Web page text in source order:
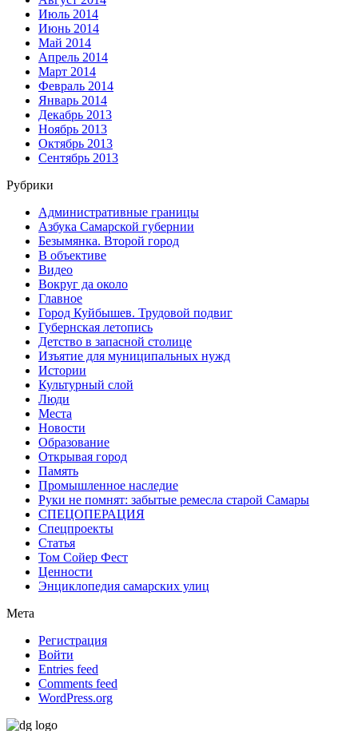
Июль 2014
Июнь 2014
Май 2014
Апрель 2014
Март 2014
Февраль 2014
Январь 2014
Декабрь 2013
Ноябрь 2013
Октябрь 2013
Сентябрь 2013
Рубрики
Административные границы
Азбука Самарской губернии
Безымянка. Второй город
В объективе
Видео
Вокруг да около
Главное
Город Куйбышев. Трудовой подвиг
Губернская летопись
Детство в запасной столице
Изъятие для муниципальных нужд
Истории
Культурный слой
Люди
Места
Новости
Образование
Открывая город
Память
Промышленное наследие
Руки не помнят: забытые ремесла старой Самары
СПЕЦОПЕРАЦИЯ
Спецпроекты
Статья
Том Сойер Фест
Ценности
Энциклопедия самарских улиц
Мета
Регистрация
Войти
Entries feed
Comments feed
WordPress.org